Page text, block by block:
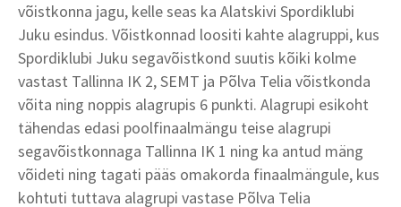
võistkonna jagu, kelle seas ka Alatskivi Spordiklubi
Juku esindus. Võistkonnad loositi kahte alagruppi, kus
Spordiklubi Juku segavõistkond suutis kõiki kolme
vastast Tallinna IK 2, SEMT ja Põlva Telia võistkonda
võita ning noppis alagrupis 6 punkti. Alagrupi esikoht
tähendas edasi poolfinaalmängu teise alagrupi
segavõistkonnaga Tallinna IK 1 ning ka antud mäng
võideti ning tagati pääs omakorda finaalmängule, kus
kohtuti tuttava alagrupi vastase Põlva Telia